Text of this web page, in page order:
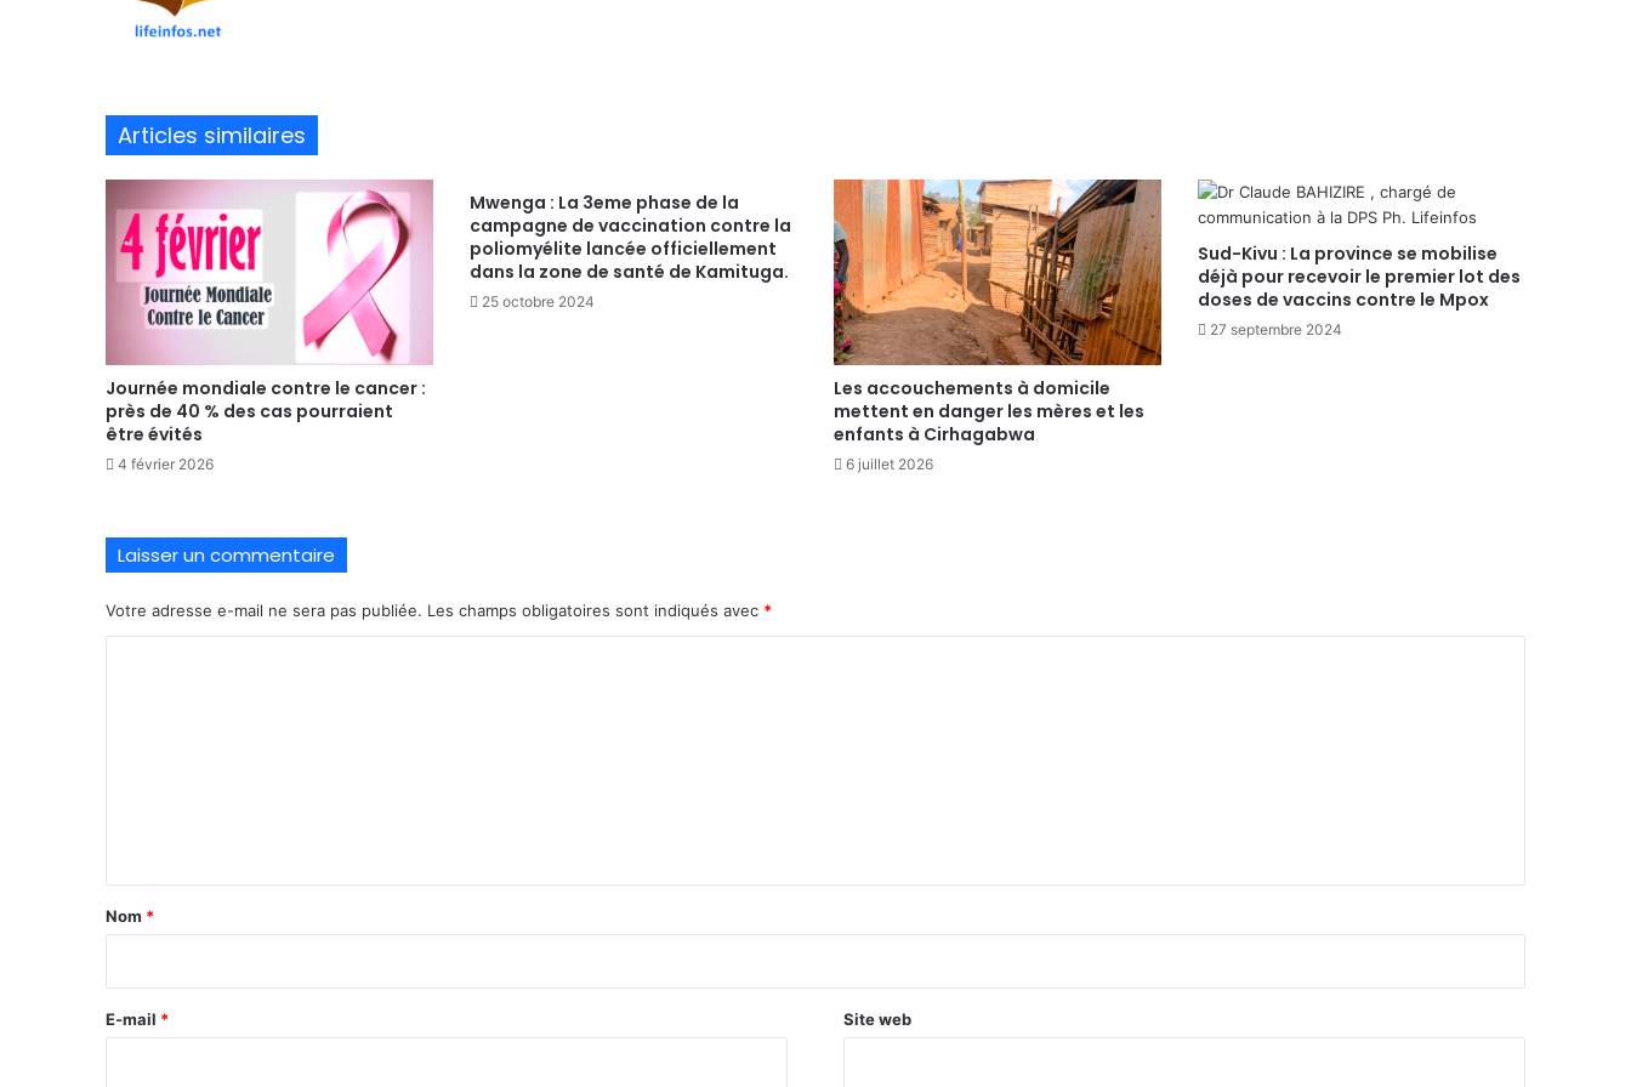
Articles similaires
Journée mondiale contre le cancer :
près de 40 % des cas pourraient
être évités
4 février 2026
Mwenga : La 3eme phase de la
campagne de vaccination contre la
poliomyélite lancée officiellement
dans la zone de santé de Kamituga.
25 octobre 2024
Les accouchements à domicile
mettent en danger les mères et les
enfants à Cirhagabwa
6 juillet 2026
Sud-Kivu : La province se mobilise
déjà pour recevoir le premier lot des
doses de vaccins contre le Mpox
27 septembre 2024
Laisser un commentaire
Votre adresse e-mail ne sera pas publiée. Les champs obligatoires sont indiqués avec *
a
e
Nom *
E-mail * Site web